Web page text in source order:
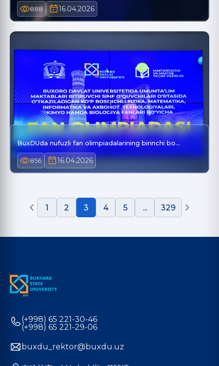
888 16.04.2026
BuxDUda nufuzli fan olimpiadalarining birinchi bo…
856 16.04.2026
1 2 3 4 5 ... 329
(+998) 65 221-30-46
(+998) 65 221-29-06
buxdu_rektor@buxdu.uz